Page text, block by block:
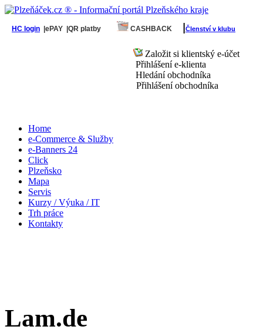
HC login |ePAY |QR platby CASHBACK Členství v klubu
Založit si klientský e-účet
Přihlášení e-klienta
Hledání obchodníka
Přihlášení obchodníka
Home
e-Commerce & Služby
e-Banners 24
Click
Plzeňsko
Mapa
Servis
Kurzy / Výuka / IT
Trh práce
Kontakty
Lam.de